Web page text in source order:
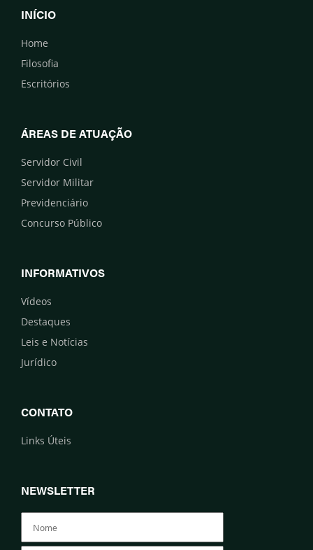
INÍCIO
Home
Filosofia
Escritórios
ÁREAS DE ATUAÇÃO
Servidor Civil
Servidor Militar
Previdenciário
Concurso Público
INFORMATIVOS
Vídeos
Destaques
Leis e Notícias
Jurídico
CONTATO
Links Úteis
NEWSLETTER